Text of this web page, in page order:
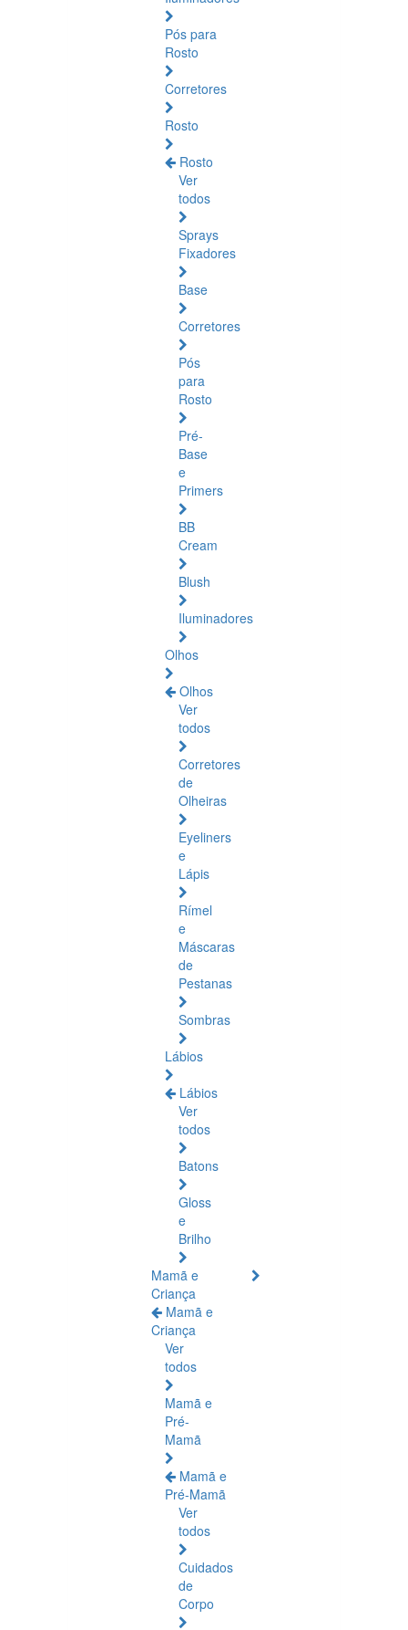
Pós para
Rosto
Corretores
Rosto
Rosto
Ver
todos
Sprays
Fixadores
Base
Corretores
Pós
para
Rosto
Pré-
Base
e
Primers
BB
Cream
Blush
Iluminadores
Olhos
Olhos
Ver
todos
Corretores
de
Olheiras
Eyeliners
e
Lápis
Rímel
e
Máscaras
de
Pestanas
Sombras
Lábios
Lábios
Ver
todos
Batons
Gloss
e
Brilho
Mamã e
Criança
Mamã e
Criança
Ver
todos
Mamã e
Pré-
Mamã
Mamã e
Pré-Mamã
Ver
todos
Cuidados
de
Corpo